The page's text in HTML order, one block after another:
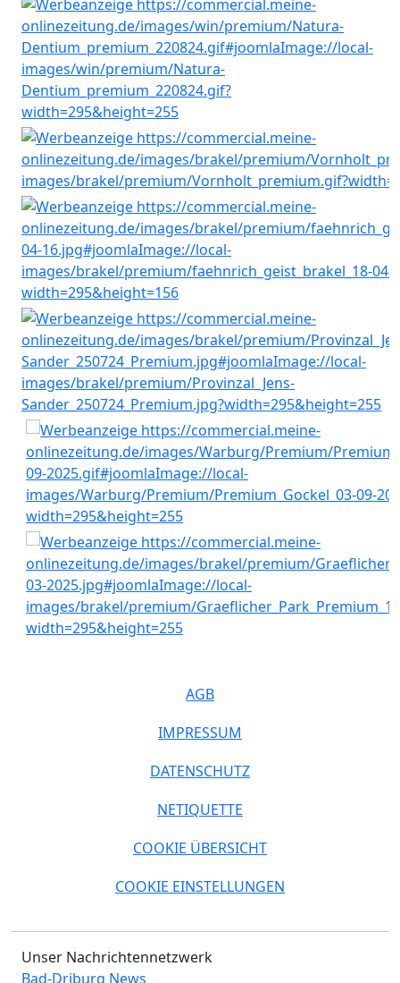
AGB
IMPRESSUM
DATENSCHUTZ
NETIQUETTE
COOKIE ÜBERSICHT
COOKIE EINSTELLUNGEN
Unser Nachrichtennetzwerk
Bad-Driburg News